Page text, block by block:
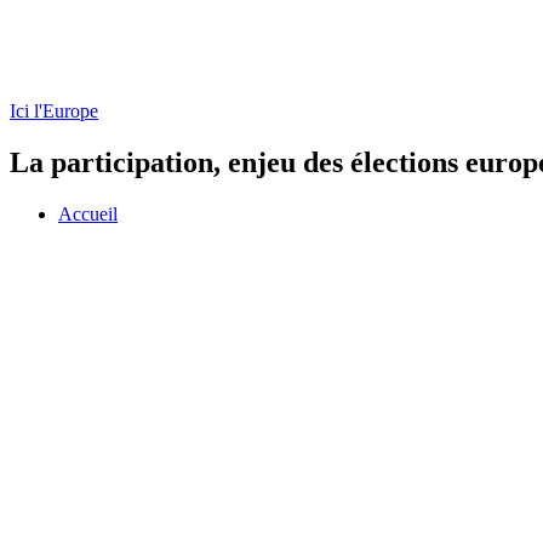
Ici l'Europe
La participation, enjeu des élections
Accueil